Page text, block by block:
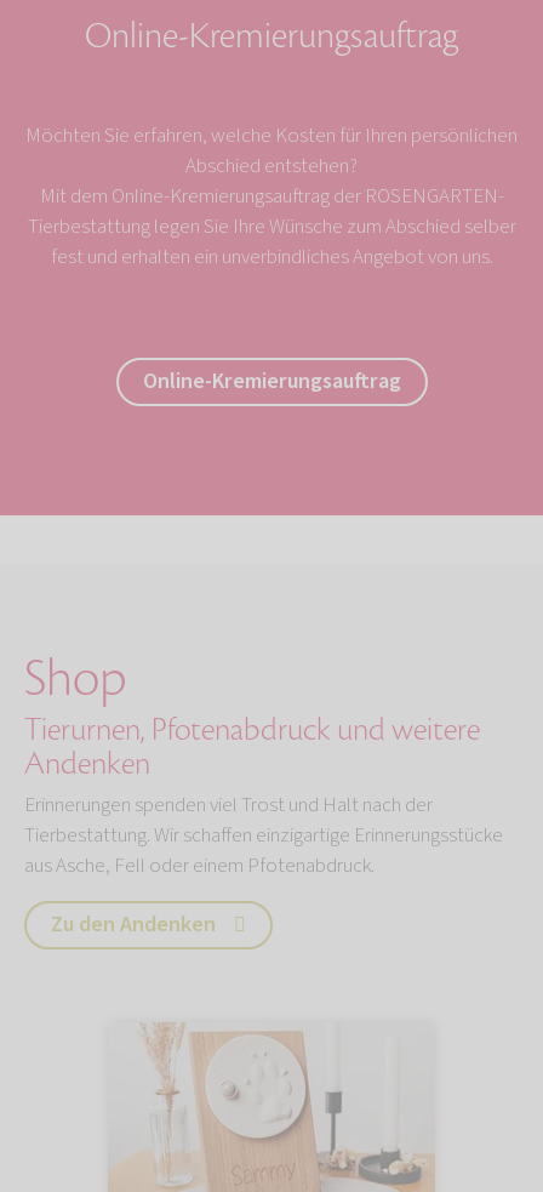
Online-Kremierungsauftrag
Möchten Sie erfahren, welche Kosten für Ihren persönlichen
Abschied entstehen?
Mit dem Online-Kremierungsauftrag der ROSENGARTEN-
Tierbestattung legen Sie Ihre Wünsche zum Abschied selber
fest und erhalten ein unverbindliches Angebot von uns.
Online-Kremierungsauftrag
Shop
Tierurnen, Pfotenabdruck und weitere
Andenken
Erinnerungen spenden viel Trost und Halt nach der
Tierbestattung. Wir schaffen einzigartige Erinnerungsstücke
aus Asche, Fell oder einem Pfotenabdruck.
Zu den Andenken